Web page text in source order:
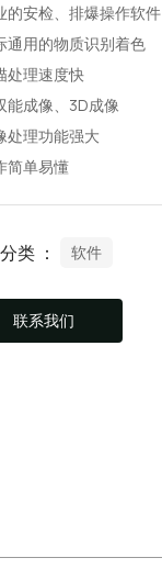
的安检、排爆操作软件
通用的物质识别着色
处理速度快
能成像、3D成像
处理功能强大
简单易懂
类 ： 软件
联系我们